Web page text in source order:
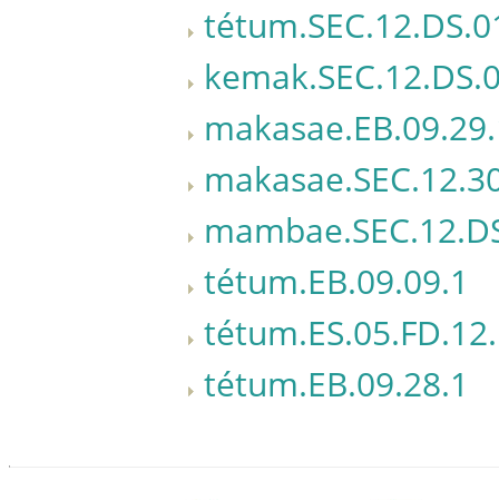
tétum.EB.09.09.1
tétum.EB.09.28.1